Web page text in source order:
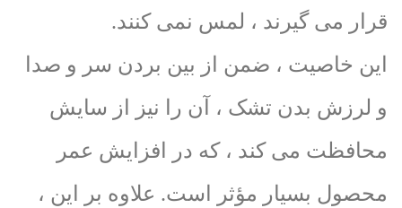
قرار می گیرند ، لمس نمی کنند.
این خاصیت ، ضمن از بین بردن سر و صدا
و لرزش بدن تشک ، آن را نیز از سایش
محافظت می کند ، که در افزایش عمر
محصول بسیار مؤثر است. علاوه بر این ،